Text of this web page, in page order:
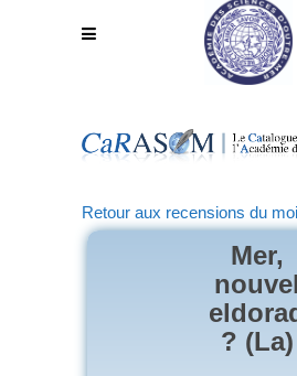
Retour aux recensions du
Mer,
nouvel
? (La)